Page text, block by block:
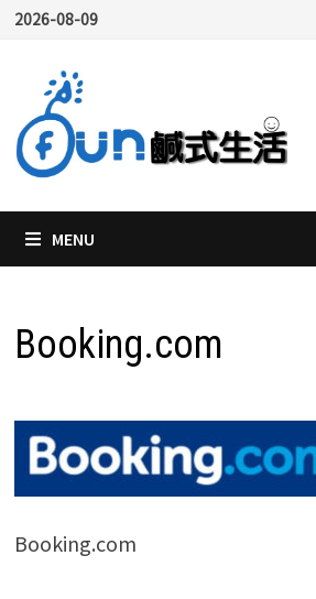
Skip
content
2026-08-09
MENU
Booking.com
Booking.com